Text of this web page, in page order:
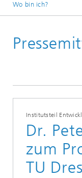
Wo bin ich?
News / Presse
Institutsteil
Dr.
zum
TU